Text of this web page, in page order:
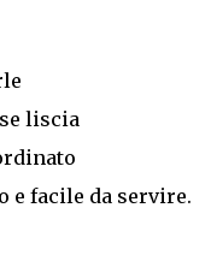
liscia
e facile da servire.